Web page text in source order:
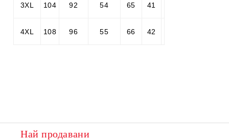
3XL 104 92 54 65 41
4XL 108 96 55 66 42
Най продавани